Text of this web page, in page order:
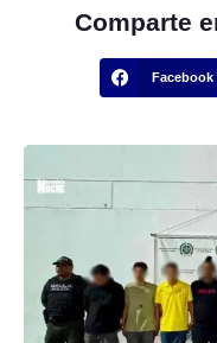
Comparte
Facebook